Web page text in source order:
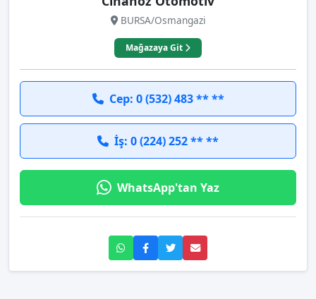
BURSA/Osmangazi
Mağazaya Git
Cep: 0 (532) 483 ** **
İş: 0 (224) 252 ** **
WhatsApp'tan Yaz